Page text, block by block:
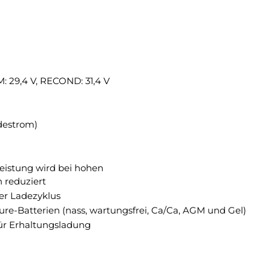
29,4 V, RECOND: 31,4 V
wird bei hohen
reduziert
Ladezyklus
Batterien (nass, wartungsfrei, Ca/Ca, AGM und Gel)
Erhaltungsladung